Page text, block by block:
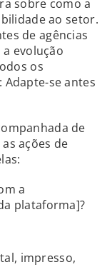
sobre como a
ao setor.
de agências
evolução
os
se antes
de
ações de
a
plataforma]?
impresso,